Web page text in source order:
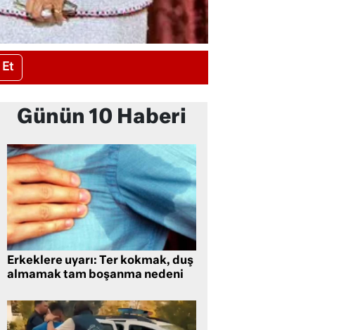
Et
Günün 10 Haberi
Erkeklere uyarı: Ter kokmak, duş
almamak tam boşanma nedeni